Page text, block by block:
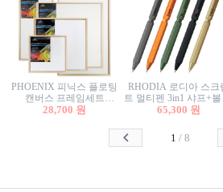
PHOENIX 피닉스 플로팅
캔버스 프레임세트
50x50cm/액자캔버스/인테
28,700 원
RHODIA 로디아 스크
트 멀티펜 3in1 샤프+볼
무광택 알루미늄 육각
65,300 원
1 / 8